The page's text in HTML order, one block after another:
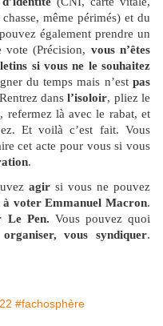
même périmés) et du
également prendre un
vote (Précision, vous n’êtes
si vous ne le souhaitez
du temps mais n’estpas
dansl’isoloir, pliez le
refermez là avec le rabat, et
Et voilà c’est fait. Vous
cet acte pour vous si vous
.
agir si vous ne pouvez
à voter Emmanuel Macron.
Le Pen. Vous pouvez quoi
vous syndiquer.
#fachosphère